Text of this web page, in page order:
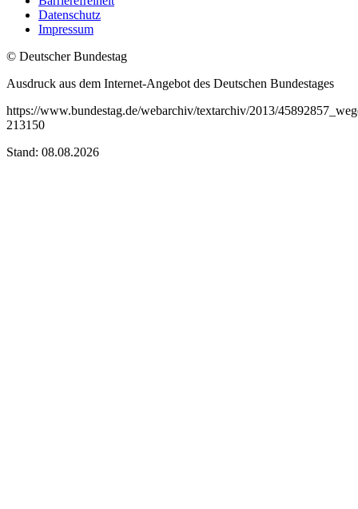
Datenschutz
Impressum
© Deutscher Bundestag
Ausdruck aus dem Internet-Angebot des Deutschen Bundestages
https://www.bundestag.de/webarchiv/textarchiv/2013/
213150
Stand: 08.08.2026